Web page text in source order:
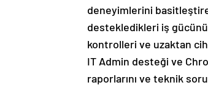
deneyimlerini
destekledikleri iş
kontrolleri ve uzaktan
IT Admin desteği ve
raporlarını ve teknik